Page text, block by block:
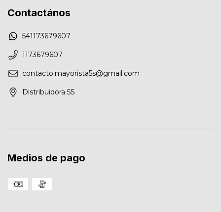
Contactános
541173679607
1173679607
contacto.mayorista5s@gmail.com
Distribuidora 5S
Medios de pago